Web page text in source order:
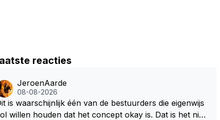
reacties
JeroenAarde
08-08-2026
is waarschijnlijk één van de bestuurders die eigenwijs
willen houden dat het concept okay is. Dat is het niet,